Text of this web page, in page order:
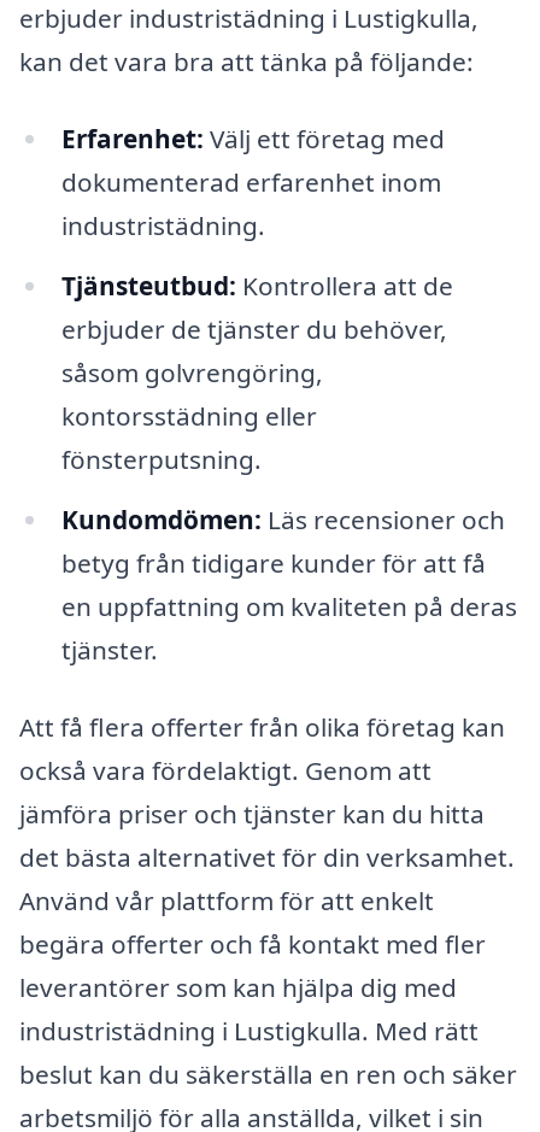
erbjuder industristädning i Lustigkulla,
kan det vara bra att tänka på följande:
Erfarenhet: Välj ett företag med
dokumenterad erfarenhet inom
industristädning.
Tjänsteutbud: Kontrollera att de
erbjuder de tjänster du behöver,
såsom golvrengöring,
kontorsstädning eller
fönsterputsning.
Kundomdömen: Läs recensioner och
betyg från tidigare kunder för att få
en uppfattning om kvaliteten på deras
tjänster.
Att få flera offerter från olika företag kan
också vara fördelaktigt. Genom att
jämföra priser och tjänster kan du hitta
det bästa alternativet för din verksamhet.
Använd vår plattform för att enkelt
begära offerter och få kontakt med fler
leverantörer som kan hjälpa dig med
industristädning i Lustigkulla. Med rätt
beslut kan du säkerställa en ren och säker
arbetsmiljö för alla anställda, vilket i sin